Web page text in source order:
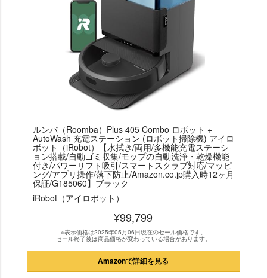
ルンバ（Roomba）Plus 405 Combo ロボット +
AutoWash 充電ステーション (ロボット掃除機) アイロ
ボット（iRobot）【水拭き/両用/多機能充電ステーシ
ョン搭載/自動ゴミ収集/モップの自動洗浄・乾燥機能
付き/パワーリフト吸引/スマートスクラブ対応/マッピ
ング/アプリ操作/落下防止/Amazon.co.jp購入時12ヶ月
保証/G185060】ブラック
iRobot（アイロボット）
¥99,799
※表示価格は2025年05月06日現在のセール価格です。
セール終了後は商品価格が変わっている場合があります。
Amazonで詳細を見る